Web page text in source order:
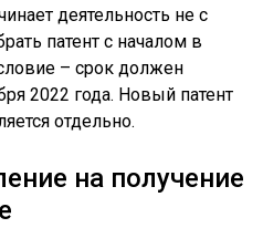
деятельность не с
патент с началом в
– срок должен
2022 года. Новый патент
отдельно.
на получение